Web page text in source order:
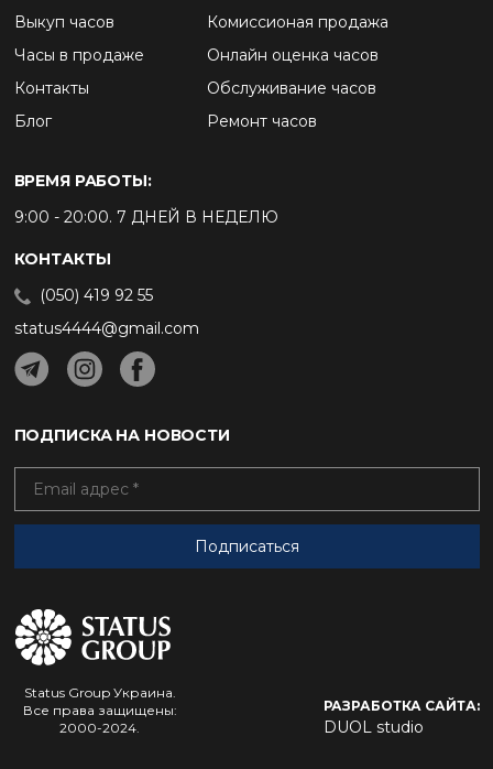
Status Group Украина.
Все права защищены:
2000-2024.
РАЗРАБОТКА САЙТА:
DUOL studio
Выкуп часов
Часы в продаже
Контакты
Блог
Комиссионая продажа
Онлайн оценка часов
Обслуживание часов
Ремонт часов
ВРЕМЯ РАБОТЫ:
9:00 - 20:00. 7 ДНЕЙ В НЕДЕЛЮ
КОНТАКТЫ
(050) 419 92 55
status4444@gmail.com
ПОДПИСКА НА НОВОСТИ